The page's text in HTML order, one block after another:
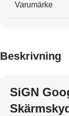
Varumärke
Beskrivning
SiGN